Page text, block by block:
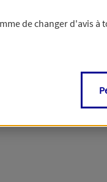
informations vous
de changer d'avis